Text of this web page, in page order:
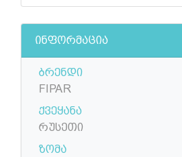
ინფორმაცია
ბრენდი
FIPAR
ქვეყანა
რუსეთი
ზომა